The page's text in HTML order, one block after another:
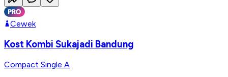
Cewek
Kost Kombi Sukajadi Bandung
Compact Single A